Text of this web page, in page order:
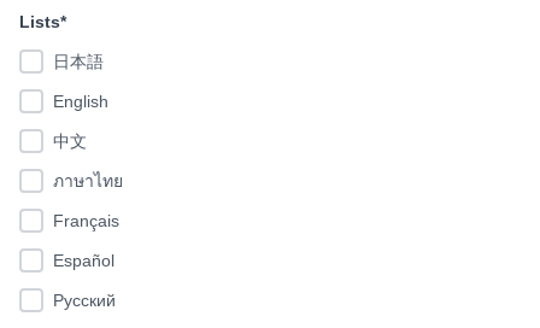
Lists*
日本語
English
中文
ภาษาไทย
Français
Español
Pусский